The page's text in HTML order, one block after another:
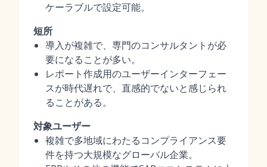
ケーラブルで設定可能。
短所
導入が複雑で、専門のコンサルタントが必
要になることが多い。
レポート作成用のユーザーインターフェー
スが時代遅れで、直感的でないと感じられ
ることがある。
対象ユーザー
複雑で多地域にわたるコンプライアンス要
件を持つ大規模なグローバル企業。